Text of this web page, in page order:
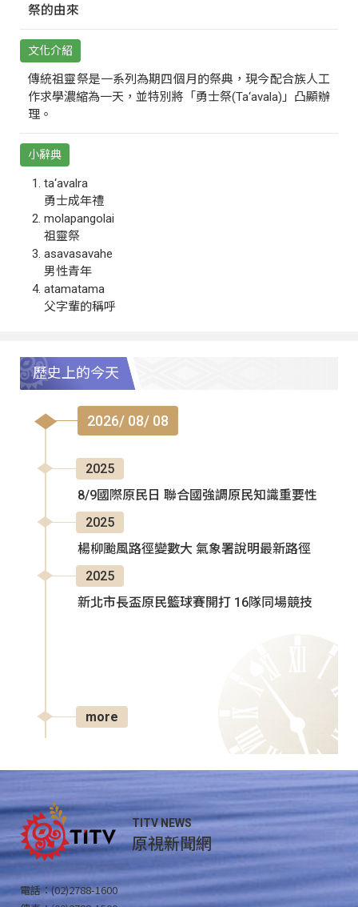
祭的由來
文化介紹
傳統祖靈祭是一系列為期四個月的祭典，現今配合族人工
作求學濃縮為一天，並特別將「勇士祭(Ta‘avala)」凸顯辦
理。
小辭典
ta‘avalra
勇士成年禮
molapangolai
祖靈祭
asavasavahe
男性青年
atamatama
父字輩的稱呼
歷史上的今天
2026/ 08/ 08
2025
8/9國際原民日 聯合國強調原民知識重要性
2025
楊柳颱風路徑變數大 氣象署說明最新路徑
2025
新北市長盃原民籃球賽開打 16隊同場競技
more
TITV NEWS
原視新聞網
電話：(02)2788-1600